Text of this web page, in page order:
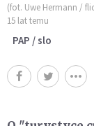
(fot. Uwe Hermann /
15 lat temu
PAP / slo